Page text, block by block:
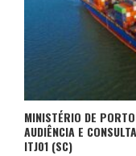
MINISTÉRIO DE
AUDIÊNCIA E
ITJ01 (SC)